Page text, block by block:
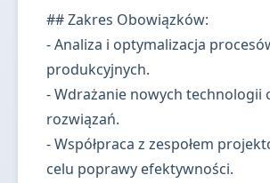
## Zakres Obowiązków:
- Analiza i optymalizacja
produkcyjnych.
- Wdrażanie nowych technologii
rozwiązań.
- Współpraca z zespołem
celu poprawy efektywności.